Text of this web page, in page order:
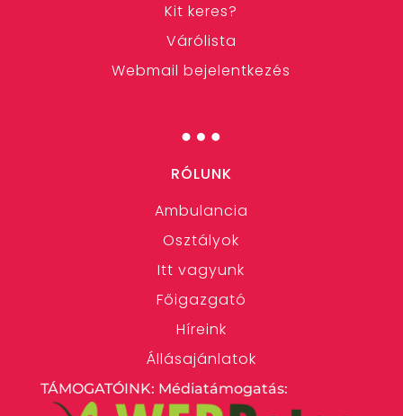
Kit keres?
Várólista
Webmail bejelentkezés
…
RÓLUNK
Ambulancia
Osztályok
Itt vagyunk
Főigazgató
Híreink
Állásajánlatok
TÁMOGATÓINK: Médiatámogatás: